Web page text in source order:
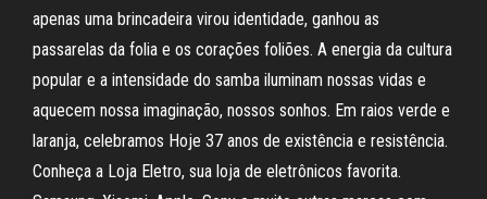
apenas uma brincadeira virou identidade, ganhou as
passarelas da folia e os corações foliões. A energia da cultura
popular e a intensidade do samba iluminam nossas vidas e
aquecem nossa imaginação, nossos sonhos. Em raios verde e
laranja, celebramos Hoje 37 anos de existência e resistência.
Conheça a Loja Eletro, sua loja de eletrônicos favorita.